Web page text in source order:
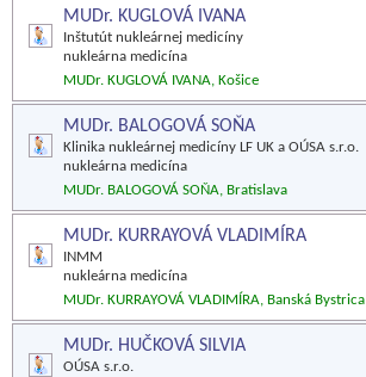
MUDr. KUGLOVÁ IVANA
Inštutút nukleárnej medicíny
nukleárna medicína
MUDr. KUGLOVÁ IVANA, Košice
MUDr. BALOGOVÁ SOŇA
Klinika nukleárnej medicíny LF UK a OÚSA s.r.o.
nukleárna medicína
MUDr. BALOGOVÁ SOŇA, Bratislava
MUDr. KURRAYOVÁ VLADIMÍRA
INMM
nukleárna medicína
MUDr. KURRAYOVÁ VLADIMÍRA, Banská Bystrica
MUDr. HUČKOVÁ SILVIA
OÚSA s.r.o.